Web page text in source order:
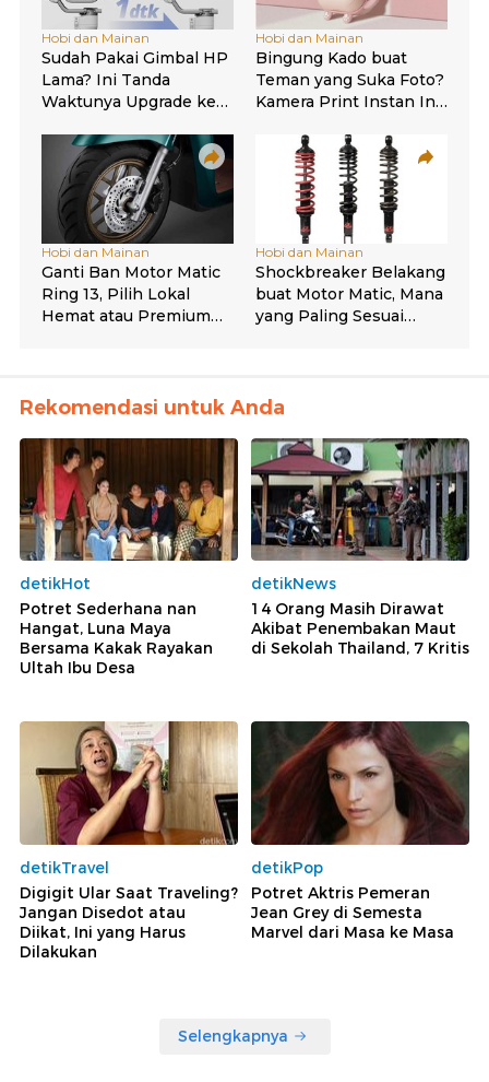
Rekomendasi untuk Anda
detikHot
Potret Sederhana nan
Hangat, Luna Maya
Bersama Kakak Rayakan
Ultah Ibu Desa
detikNews
14 Orang Masih Dirawat
Akibat Penembakan Maut
di Sekolah Thailand, 7 Kritis
detikTravel
Digigit Ular Saat Traveling?
Jangan Disedot atau
Diikat, Ini yang Harus
Dilakukan
detikPop
Potret Aktris Pemeran
Jean Grey di Semesta
Marvel dari Masa ke Masa
Selengkapnya